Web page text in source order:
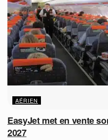
AÉRIEN
EasyJet met en vente
2027